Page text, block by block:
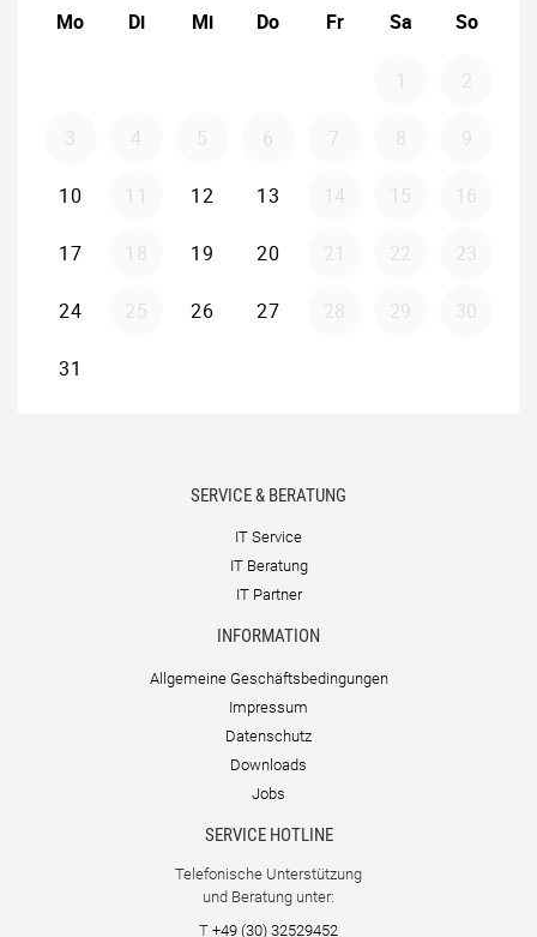
SERVICE & BERATUNG
IT Service
IT Beratung
IT Partner
INFORMATION
Allgemeine Geschäftsbedingungen
Impressum
Datenschutz
Downloads
Jobs
SERVICE HOTLINE
Telefonische Unterstützung
und Beratung unter:
T +49 (30) 32529452